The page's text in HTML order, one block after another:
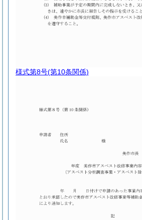
様式第8号(第10条関係)